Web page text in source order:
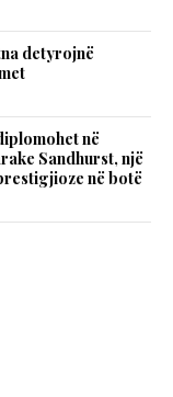
detyrojnë
në
Sandhurst, një
në botë